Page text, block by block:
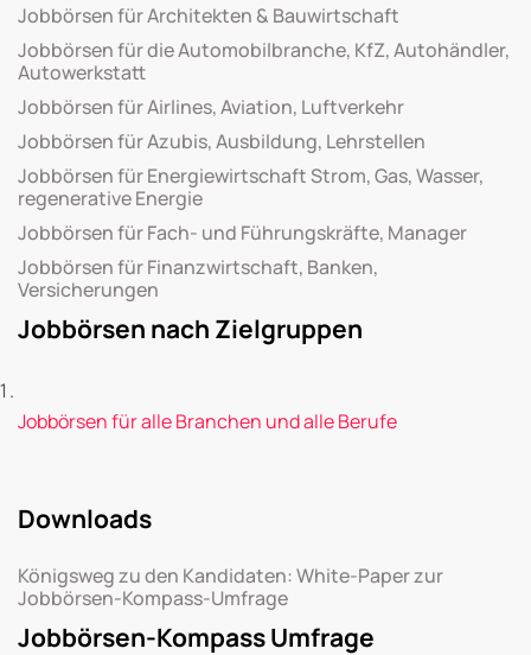
Jobbörsen für Architekten & Bauwirtschaft
Jobbörsen für die Automobilbranche, KfZ, Autohändler,
Autowerkstatt
Jobbörsen für Airlines, Aviation, Luftverkehr
Jobbörsen für Azubis, Ausbildung, Lehrstellen
Jobbörsen für Energiewirtschaft Strom, Gas, Wasser,
regenerative Energie
Jobbörsen für Fach- und Führungskräfte, Manager
Jobbörsen für Finanzwirtschaft, Banken,
Versicherungen
Jobbörsen nach Zielgruppen
Jobbörsen für alle Branchen und alle Berufe
Downloads
Königsweg zu den Kandidaten: White-Paper zur
Jobbörsen-Kompass-Umfrage
Jobbörsen-Kompass Umfrage